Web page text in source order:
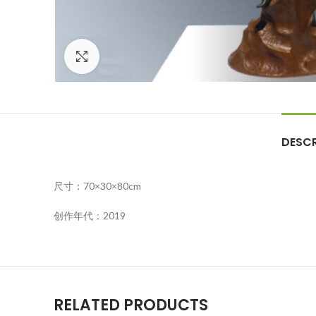
Click to enlarge
尺寸：70×30×80cm
创作年代：2019
RELATED PRODUCTS